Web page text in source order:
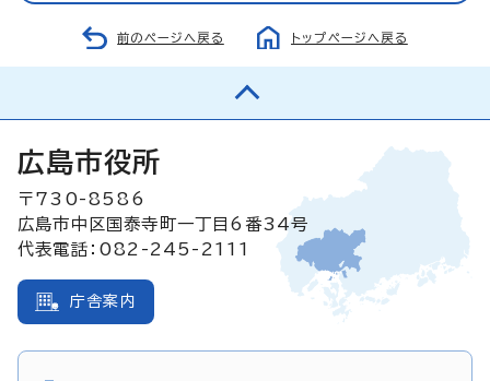
前のページへ戻る トップページへ戻る
広島市役所
〒730-8586
広島市中区国泰寺町一丁目6番34号
代表電話：082-245-2111
庁舎案内